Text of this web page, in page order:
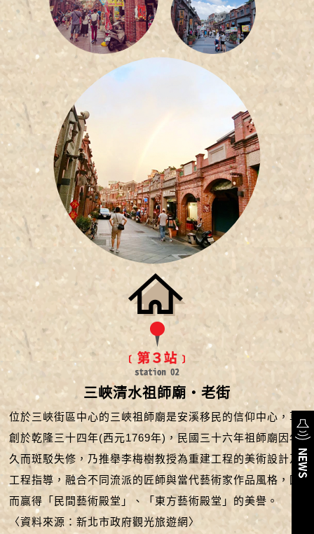
三峽清水祖師廟‧老街
位於三峽街區中心的三峽祖師廟是安溪移民的信仰中心，草
創於乾隆三十四年(西元1769年)，民國三十六年祖師廟因年
久而斑駁失修，乃推舉李梅樹教授為重建工程的美術設計及
工程指導，融合不同流派的匠師與當代藝術家作品風格，因
而贏得「民間藝術殿堂」、「東方藝術殿堂」的美譽。
〈資料來源：新北市政府觀光旅遊網〉